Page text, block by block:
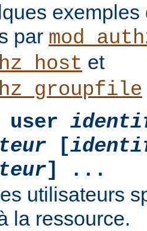
exemples
par
et
user
[
] ...
utilisateurs
la ressource.